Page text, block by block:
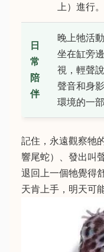
上）進行。
日
常
陪
伴
晚上牠活
坐在缸旁
視，輕聲
聲音和身
環境的一部
記住，永遠觀察牠
響尾蛇）、發出叫
退回上一個牠覺得
天肯上手，明天可